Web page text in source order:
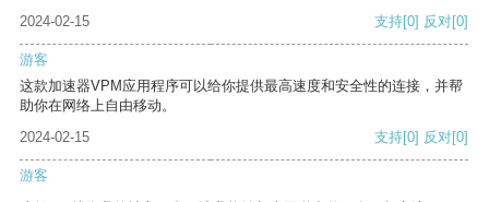
2024-02-15
支持[0] 反对[0]
游客
这款加速器VPM应用程序可以给你提供最高速度和安全性的连接，并帮
助你在网络上自由移动。
2024-02-15
支持[0] 反对[0]
游客